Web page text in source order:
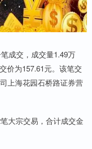
成交，成交量1.49万
价为157.61元。该笔交
上海花园石桥路证券营
大宗交易，合计成交金